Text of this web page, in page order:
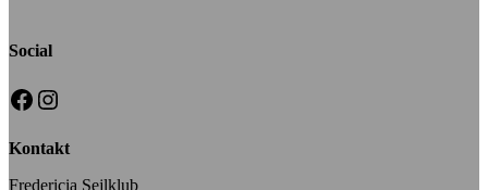
Social
Facebook
Instagram
Kontakt
Fredericia Sejlklub